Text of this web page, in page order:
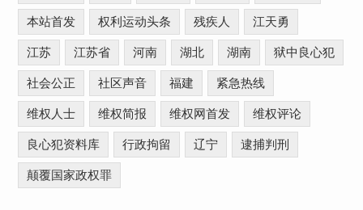
本站首发 权利运动头条 残疾人 江天勇
江苏 江苏省 河南 湖北 湖南 狱中良心犯
社会公正 社区声音 福建 紧急热线
维权人士 维权简报 维权网首发 维权评论
良心犯资料库 行政拘留 辽宁 逮捕判刑
颠覆国家政权罪